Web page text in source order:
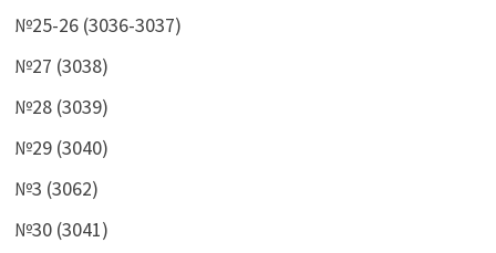
№25-26 (3036-3037)
№27 (3038)
№28 (3039)
№29 (3040)
№3 (3062)
№30 (3041)